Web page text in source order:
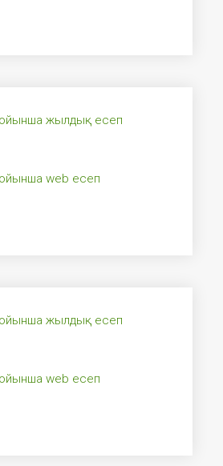
жылдық есеп
web есеп
жылдық есеп
web есеп